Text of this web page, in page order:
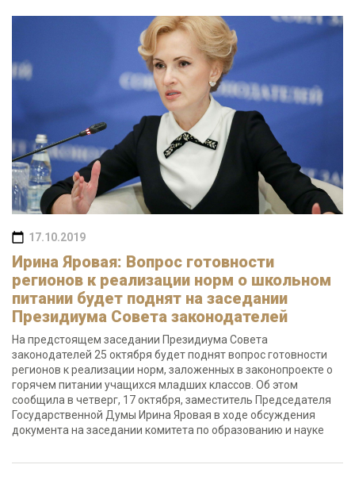
17.10.2019
Ирина Яровая: Вопрос готовности
регионов к реализации норм о школьном
питании будет поднят на заседании
Президиума Совета законодателей
На предстоящем заседании Президиума Совета
законодателей 25 октября будет поднят вопрос готовности
регионов к реализации норм, заложенных в законопроекте о
горячем питании учащихся младших классов. Об этом
сообщила в четверг, 17 октября, заместитель Председателя
Государственной Думы Ирина Яровая в ходе обсуждения
документа на заседании комитета по образованию и науке